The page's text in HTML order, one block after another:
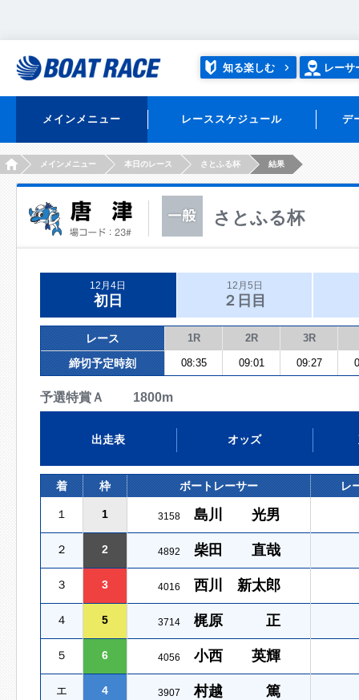
知る楽しむ レーサ
メインメニュー レーススケジュール デ
HOMEメインメニュー 本日のレース さとふる杯 結果
さとふる杯
12月4日
初日
12月5日
２日目
レース 1R 2R 3R
締切予定時刻 08:35 09:01 09:27
予選特賞Ａ 1800m
出走表 オッズ
着 枠 ボートレーサー レ
１ 1 3158 島川 光男
２ 2 4892 柴田 直哉
３ 3 4016 西川 新太郎
４ 5 3714 梶原 正
５ 6 4056 小西 英輝
エ 4 3907 村越 篤